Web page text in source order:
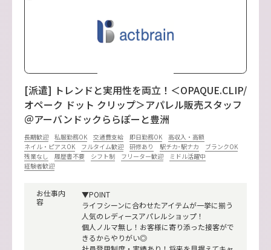
[派遣] トレンドと実用性を両立！＜OPAQUE.CLIP/
オペーク ドット クリップ＞アパレル販売スタッフ
＠アーバンドックららぽーと豊洲
長期歓迎 私服勤務OK 交通費支給 即日勤務OK
高収入・高額
ネイル・ピアスOK
フルタイム歓迎 研修あり 駅チカ･駅ナカ
ブランクOK
残業なし
履歴書不要 シフト制 フリーター歓迎
ミドル活躍中
経験者歓迎
お仕事内
容
▼POINT
ライフシーンに合わせたアイテムが一挙に揃う
人気のレディースアパレルショップ！
個人ノルマ無し！お客様に寄り添った接客がで
きるからやりがい◎